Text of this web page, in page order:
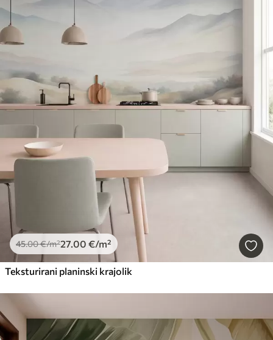
45.00€/m²27.00 €/m²
Teksturirani planinski krajolik